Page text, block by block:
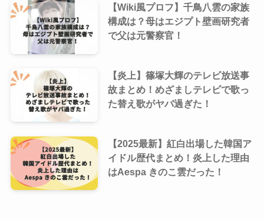
【Wiki風プロフ】千鳥八雲の家族
構成は？母はエジプト壁画研究者
で父は元警察官！
【炎上】篠塚大輝のテレビ放送事
故まとめ！めざましテレビで歌っ
た替え歌がヤバ過ぎた！
【2025最新】紅白出場した韓国ア
イドル歴代まとめ！炎上した理由
はAespa きのこ雲だった！